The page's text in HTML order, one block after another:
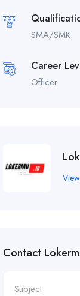
SMA/SMK
Career
Officer
Contact